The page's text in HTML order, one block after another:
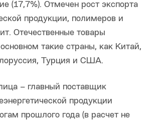
(17,7%). Отмечен рост экспорта
продукции, полимеров и
Отечественные товары
такие страны, как Китай,
Турция и США.
– главный поставщик
продукции
прошлого года (в расчет не